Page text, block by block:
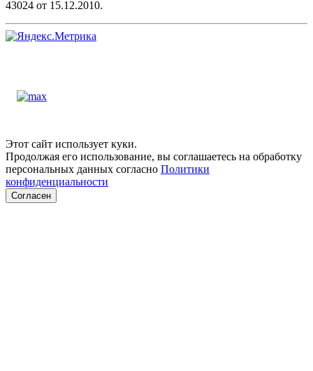
43024 от 15.12.2010.
Этот сайт использует куки.
Продолжая его использование, вы соглашаетесь на обработку
персональных данных согласно Политики
конфиденциальности
Согласен